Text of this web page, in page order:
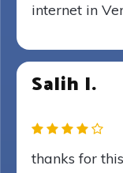
internet in
Salih I.
thanks for